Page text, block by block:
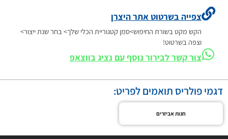
צפייה בשרטוט אתר היצרן
הקש מקט בשורת החיפוש>סמן קטגוריית הכלי שלך> בחר שנת ייצור>
וצפה בשרטוט!
צור קשר לבירור נוסף עם נציג בווצאפ
דגמי פולריס תואמים לפריט:
חנות אביזרים